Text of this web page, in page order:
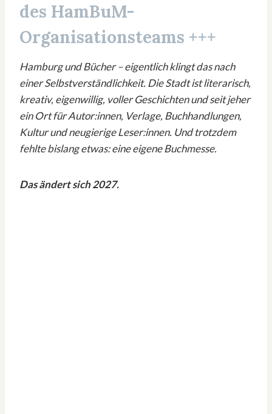
des HamBuM-
Organisationsteams +++
Hamburg und Bücher – eigentlich klingt das nach
einer Selbstverständlichkeit. Die Stadt ist literarisch,
kreativ, eigenwillig, voller Geschichten und seit jeher
ein Ort für Autor:innen, Verlage, Buchhandlungen,
Kultur und neugierige Leser:innen. Und trotzdem
fehlte bislang etwas: eine eigene Buchmesse.
Das ändert sich 2027.